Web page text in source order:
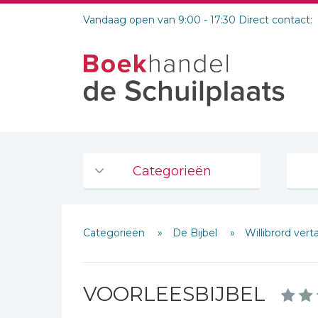
Vandaag open van 9:00 - 17:30 Direct contact:
Categorieën
De Bijbel
Bijbelse Dagboeken 2026
Bijbelstudie groepen
Categorieën De Bijbel Willibrord
VOORLEESBIJBEL